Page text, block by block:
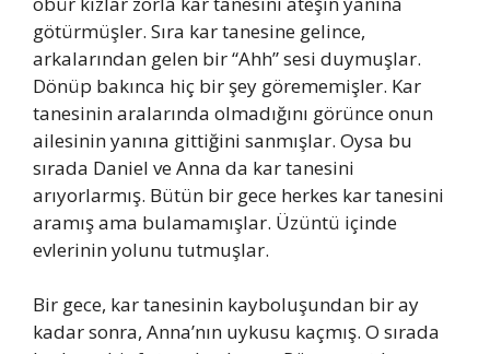
götürmüşler. Sıra kar tanesine gelince,
arkalarından gelen bir “Ahh” sesi duymuşlar.
Dönüp bakınca hiç bir şey görememişler. Kar
tanesinin aralarında olmadığını görünce onun
ailesinin yanına gittiğini sanmışlar. Oysa bu
sırada Daniel ve Anna da kar tanesini
arıyorlarmış. Bütün bir gece herkes kar tanesini
aramış ama bulamamışlar. Üzüntü içinde
evlerinin yolunu tutmuşlar.
Bir gece, kar tanesinin kayboluşundan bir ay
kadar sonra, Anna’nın uykusu kaçmış. O sırada